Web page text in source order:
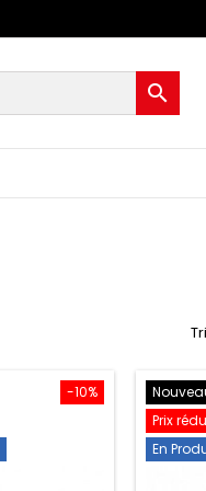

-10%
Prix
En